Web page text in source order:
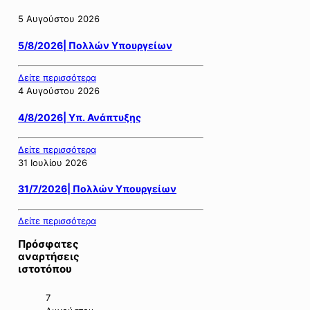
5 Αυγούστου 2026
5/8/2026| Πολλών Υπουργείων
Δείτε περισσότερα
4 Αυγούστου 2026
4/8/2026| Υπ. Ανάπτυξης
Δείτε περισσότερα
31 Ιουλίου 2026
31/7/2026| Πολλών Υπουργείων
Δείτε περισσότερα
Πρόσφατες
αναρτήσεις
ιστοτόπου
7